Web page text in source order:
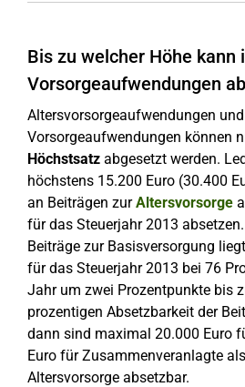
Bis zu welcher Höhe kann
Vorsorgeaufwendungen
Altersvorsorgeaufwendungen
Vorsorgeaufwendungen können
Höchstsatz abgesetzt werden.
höchstens 15.200 Euro (30.400
an Beiträgen zurAltersvorsorge
für das Steuerjahr 2013
Beiträge zur Basisversorgung
für das Steuerjahr 2013 bei 76
Jahr um zwei Prozentpunkte bis
prozentigen Absetzbarkeit der
dann sind maximal 20.000 Euro
Euro für Zusammenveranlagte
Altersvorsorge absetzbar.